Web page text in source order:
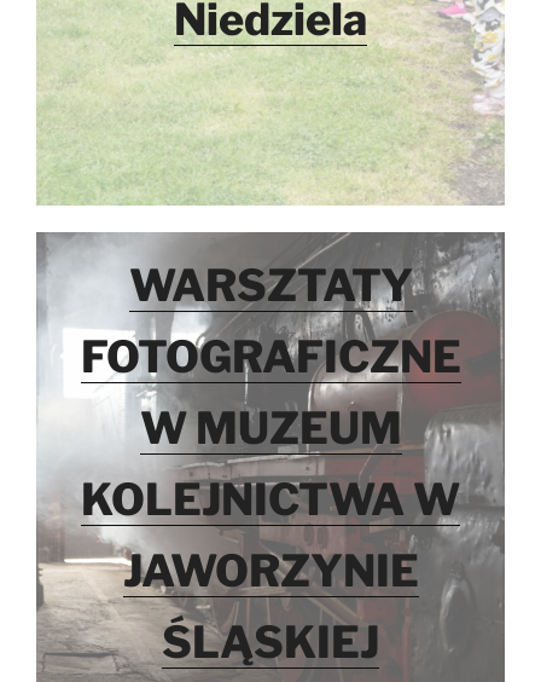
Niedziela
WARSZTATY
FOTOGRAFICZNE
W MUZEUM
KOLEJNICTWA W
JAWORZYNIE
ŚLĄSKIEJ